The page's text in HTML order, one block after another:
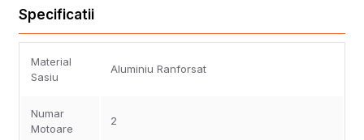
Specificatii
Material
Sasiu
Aluminiu Ranforsat
Numar
Motoare
2